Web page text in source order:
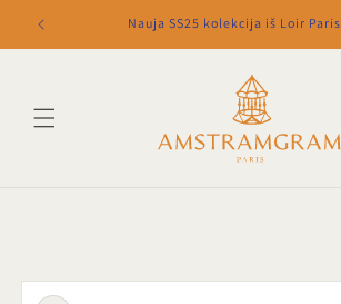
Eiti į
turinį
Nauja SS25 kolekcija iš Loir Paris